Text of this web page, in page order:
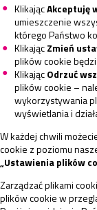
KlikającAkceptuję
umieszczenie
którego Państwo
KlikającZmień
plików cookie
KlikającOdrzuć
plików cookie –
wykorzystywania
wyświetlania i
W każdej chwili
cookie z poziomu
„Ustawienia plików
Zarządzać plikami
plików cookie w